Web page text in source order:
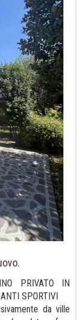
PRIVATO IN
SPORTIVI
da ville